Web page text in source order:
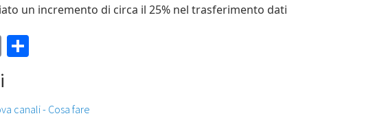
un incremento di circa il 25% nel trasferimento dati
E
m
ail
di
canali - Cosa fare